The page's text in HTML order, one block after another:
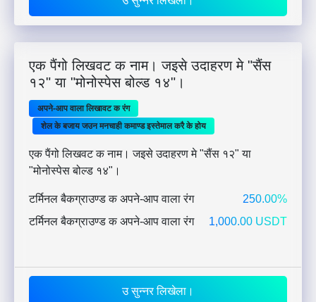
एक पैंगो लिखवट क नाम। जइसे उदाहरण मे "सैंस
१२" या "मोनोस्पेस बोल्ड १४"।
अपने-आप वाला लिखावट क रंग
शेल के बजाय जउन मनचाही कमाण्ड इस्तेमाल करै के होय
एक पैंगो लिखवट क नाम। जइसे उदाहरण मे "सैंस १२" या
"मोनोस्पेस बोल्ड १४"।
टर्मिनल बैकग्राउण्ड क अपने-आप वाला रंग
250.00%
टर्मिनल बैकग्राउण्ड क अपने-आप वाला रंग
1,000.00 USDT
उ सुन्नर लिखेला।